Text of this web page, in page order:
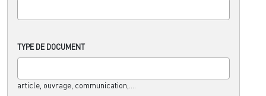
TYPE DE DOCUMENT
article, ouvrage, communication,....